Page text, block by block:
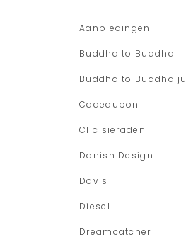
Aanbiedingen
Buddha to Buddha
Buddha to Buddha
Cadeaubon
Clic sieraden
Danish Design
Davis
Diesel
Dreamcatcher